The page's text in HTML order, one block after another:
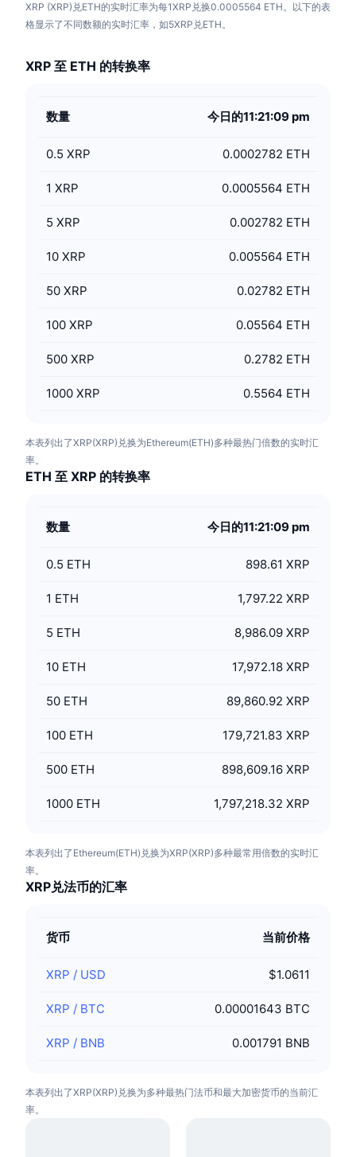
XRP (XRP)兑ETH的实时汇率为每1XRP兑换0.0005564 ETH。以下的表
格显示了不同数额的实时汇率，如5XRP兑ETH。
XRP 至 ETH 的转换率
数量 今日的11:21:09 pm
0.5 XRP 0.0002782 ETH
1 XRP 0.0005564 ETH
5 XRP 0.002782 ETH
10 XRP 0.005564 ETH
50 XRP 0.02782 ETH
100 XRP 0.05564 ETH
500 XRP 0.2782 ETH
1000 XRP 0.5564 ETH
本表列出了XRP(XRP)兑换为Ethereum(ETH)多种最热门倍数的实时汇
率。
ETH 至 XRP 的转换率
数量 今日的11:21:09 pm
0.5 ETH 898.61 XRP
1 ETH 1,797.22 XRP
5 ETH 8,986.09 XRP
10 ETH 17,972.18 XRP
50 ETH 89,860.92 XRP
100 ETH 179,721.83 XRP
500 ETH 898,609.16 XRP
1000 ETH 1,797,218.32 XRP
本表列出了Ethereum(ETH)兑换为XRP(XRP)多种最常用倍数的实时汇
率。
XRP兑法币的汇率
货币 当前价格
XRP / USD $1.0611
XRP / BTC 0.00001643 BTC
XRP / BNB 0.001791 BNB
本表列出了XRP(XRP)兑换为多种最热门法币和最大加密货币的当前汇
率。